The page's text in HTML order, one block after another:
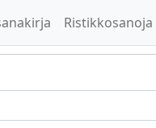
Ristikkosanoja